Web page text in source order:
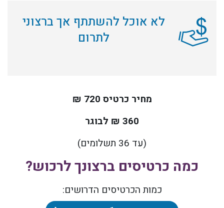
לא אוכל להשתתף אך ברצוני
לתרום
מחיר כרטיס 720 ₪
360 ₪ לבוגר
(עד 36 תשלומים)
כמה כרטיסים ברצונך לרכוש?
כמות הכרטיסים הדרושים: